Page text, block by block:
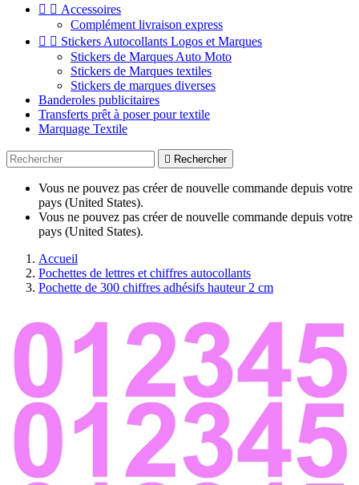
  Accessoires
Complément livraison express
  Stickers Autocollants Logos et Marques
Stickers de Marques Auto Moto
Stickers de Marques textiles
Stickers de marques diverses
Banderoles publicitaires
Transferts prêt à poser pour textile
Marquage Textile
 Rechercher
Vous ne pouvez pas créer de nouvelle commande depuis votre
pays (United States).
Vous ne pouvez pas créer de nouvelle commande depuis votre
pays (United States).
Accueil
Pochettes de lettres et chiffres autocollants
Pochette de 300 chiffres adhésifs hauteur 2 cm